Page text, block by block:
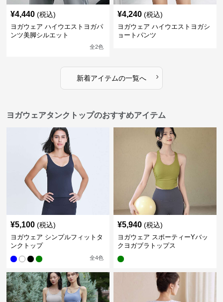
¥4,440 (税込)
ヨガウェア ハイウエストヨガパ
ンツ美脚シルエット
全2色
¥4,240 (税込)
ヨガウェア ハイウエストヨガシ
ョートパンツ
新着アイテムの一覧へ ›
ヨガウェアタンクトップのおすすめアイテム
¥5,100 (税込)
ヨガウェア シンプルフィットタ
ンクトップ
全4色
¥5,940 (税込)
ヨガウェア スポーティーYバッ
クヨガブラトップス